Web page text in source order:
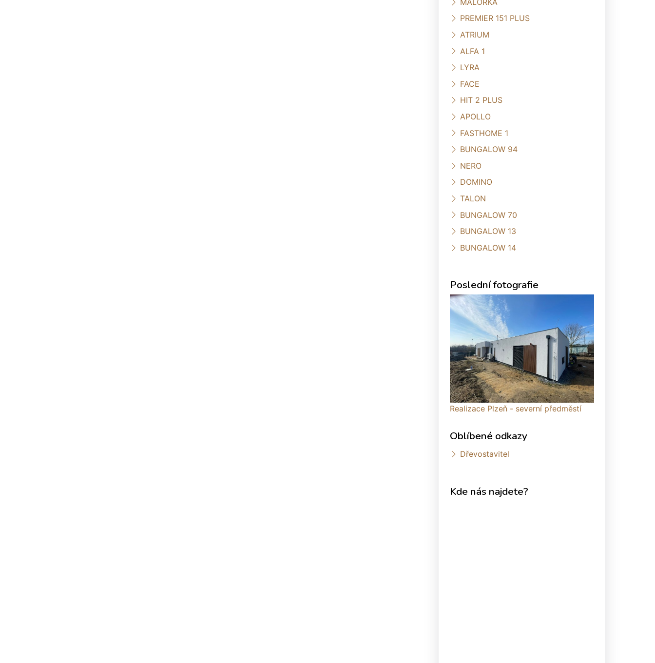
PREMIER 151 PLUS
ATRIUM
ALFA 1
LYRA
FACE
HIT 2 PLUS
APOLLO
FASTHOME 1
BUNGALOW 94
NERO
DOMINO
TALON
BUNGALOW 70
BUNGALOW 13
BUNGALOW 14
Poslední fotografie
Realizace Plzeň - severní předměstí
Oblíbené odkazy
Dřevostavitel
Kde nás najdete?